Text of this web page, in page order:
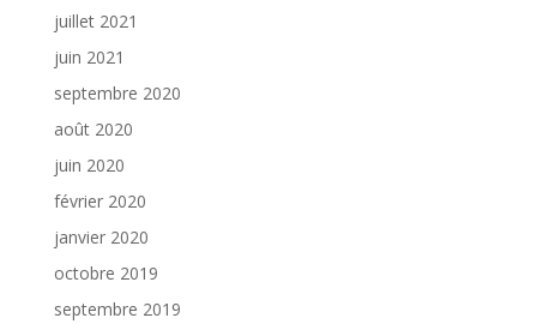
juillet 2021
juin 2021
septembre 2020
août 2020
juin 2020
février 2020
janvier 2020
octobre 2019
septembre 2019